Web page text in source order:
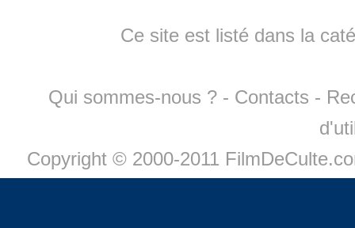
Ce site est listé dans la
Qui sommes-nous ? - Contacts -
Copyright © 2000-2011